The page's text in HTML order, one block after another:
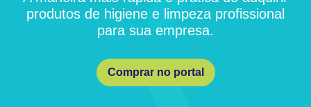
produtos de higiene e limpeza profissional
para sua empresa.
Comprar no portal